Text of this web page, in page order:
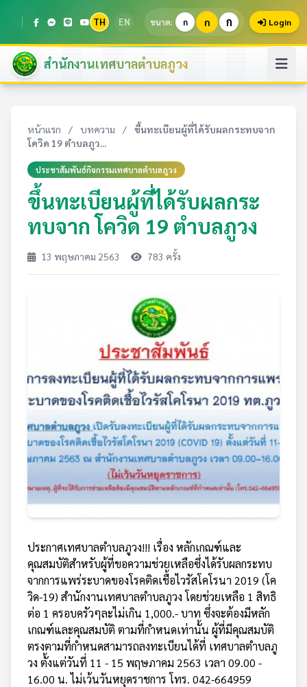
TH EN ขนาด: ก ก ก Login
สำนักงานเทศบาลตำบลภูวง
หน้าแรก / บทความ /
ขึ้นทะเบียนผู้ที่ได้รับผลกระทบจาก
โควิด 19 ตำบลภูว...
ประชาสัมพันธ์กิจกรรมเทศบาลตำบลภูวง
ขึ้นทะเบียนผู้ที่ได้รับผลกระ
ทบจาก โควิด 19 ตำบลภูวง
13 พฤษภาคม 2563 783 ครั้ง
ประกาศเทศบาลตำบลภูวง!!! เรื่อง หลักเกณฑ์และ
คุณสมบัติสำหรับผู้ที่ขอความช่วยเหลือซึ่งได้รับผลกระทบ
จากการแพร่ระบาดของโรคติดเชื้อไวรัสโคโรนา 2019 (โค
วิด-19) สำนักงานเทศบาลตำบลภูวง โดยช่วยเหลือ 1 สิทธิ
ต่อ 1 ครอบครัวๆละไม่เกิน 1,000.- บาท ซึ่งจะต้องมีหลัก
เกณฑ์และคุณสมบัติ ตามที่กำหนดเท่านั้น ผู้ที่มีคุณสมบัติ
ตรงตามที่กำหนดสามารถลงทะเบียนได้ที่ เทศบาลตำบลภู
วง ตั้งแต่วันที่ 11 - 15 พฤษภาคม 2563 เวลา 09.00 -
16.00 น. ไม่เว้นวันหยุดราชการ โทร. 042-664959